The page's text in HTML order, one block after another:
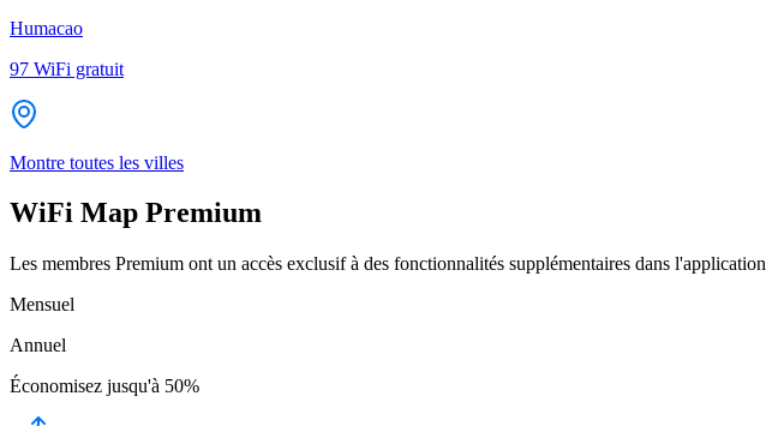
Humacao
97 WiFi gratuit
Montre toutes les villes
WiFi Map Premium
Les membres Premium ont un accès exclusif à des fonctionnalités supplémentaires dans l'application
Mensuel
Annuel
Économisez jusqu'à 50%